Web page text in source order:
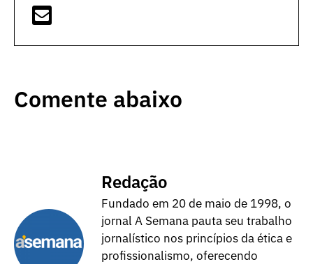
Comente abaixo
Redação
Fundado em 20 de maio de 1998, o
jornal A Semana pauta seu trabalho
jornalístico nos princípios da ética e
profissionalismo, oferecendo